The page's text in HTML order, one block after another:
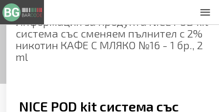
Информация за продуктаNICE POD kit
система със сменяем пълнител с 2%
никотин КАФЕ С МЛЯКО №16 - 1 бр., 2
ml
NICE POD kit система със
Общи условия
Декларация за проверителност